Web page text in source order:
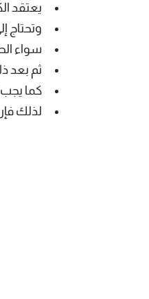
يعتقد
وتحتاج
سواء
ثم بعد
كما يجب
لذلك